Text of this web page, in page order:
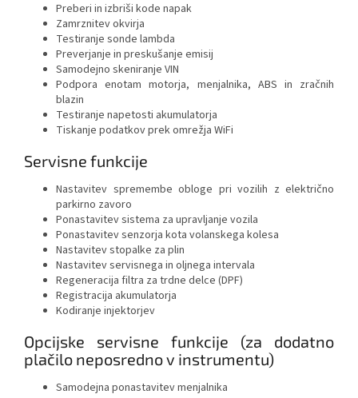
Preberi in izbriši kode napak
Zamrznitev okvirja
Testiranje sonde lambda
Preverjanje in preskušanje emisij
Samodejno skeniranje VIN
Podpora enotam motorja, menjalnika, ABS in zračnih
blazin
Testiranje napetosti akumulatorja
Tiskanje podatkov prek omrežja WiFi
Servisne funkcije
Nastavitev spremembe obloge pri vozilih z električno
parkirno zavoro
Ponastavitev sistema za upravljanje vozila
Ponastavitev senzorja kota volanskega kolesa
Nastavitev stopalke za plin
Nastavitev servisnega in oljnega intervala
Regeneracija filtra za trdne delce (DPF)
Registracija akumulatorja
Kodiranje injektorjev
Opcijske servisne funkcije (za dodatno
plačilo neposredno v instrumentu)
Samodejna ponastavitev menjalnika